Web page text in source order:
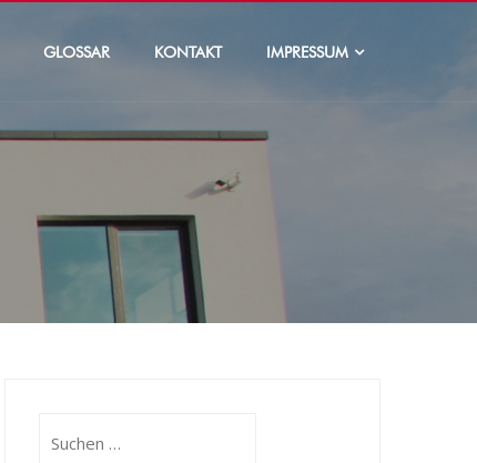
GLOSSAR KONTAKT IMPRESSUM
nach: